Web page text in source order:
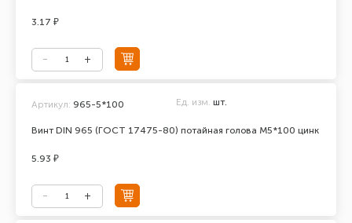
3.17 ₽
Винт DIN 965 (ГОСТ 17475-80) потайная голова М5*100 цинк
Артикул: 965-5*100 Ед. изм. шт.
5.93 ₽